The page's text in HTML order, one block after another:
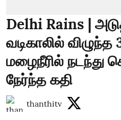
Delhi Rains |
வடிகாலில்
மழைநீரில் நடந்து
நேர்ந்த கதி
thanthitv